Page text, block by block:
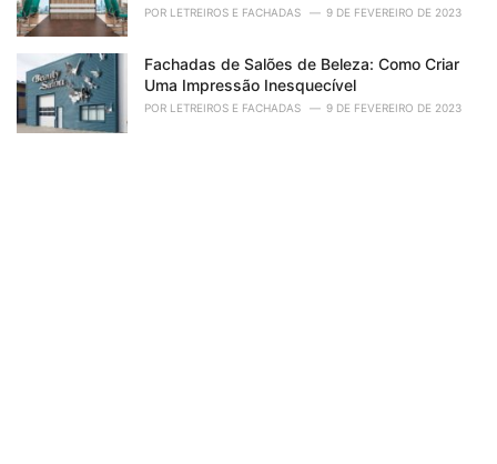
POR LETREIROS E FACHADAS 9 DE FEVEREIRO DE 2023
Fachadas de Salões de Beleza: Como Criar
Uma Impressão Inesquecível
POR LETREIROS E FACHADAS 9 DE FEVEREIRO DE 2023